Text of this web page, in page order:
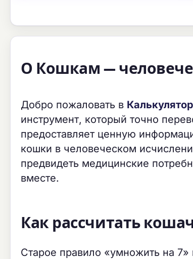
О Кошкам —
Добро пожаловать в
инструмент, который точно
предоставляет ценную
кошки в человеческом
предвидеть медицинские
вместе.
Как рассчитать
Старое правило «умножить на